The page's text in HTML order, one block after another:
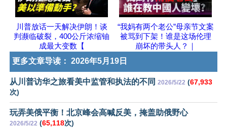
川普放话一天解决伊朗！谈
判濒临破裂，400公斤浓缩铀
成最大变数【
“我妈有两个老公”母亲节文案
被骂到下架！谁是这场伦理
崩坏的带头人？｜
更多文章导读： 2026年5月19日
从川普访华之旅看美中监管和执法的不同 2026/5/22 (67,933
次)
玩弄美俄平衡！北京峰会高喊反美，掩盖助俄野心
2026/5/22 (65,118次)